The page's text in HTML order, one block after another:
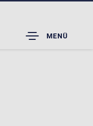
TOGGLE
DROPDOWN
MENÜ